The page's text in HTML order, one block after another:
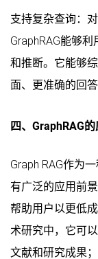
支持复杂查询：
GraphRAG能够
和推断。它能够
面、更准确的回答
四、GraphRAG
Graph RAG作为
有广泛的应用前
帮助用户以更低
术研究中，它可
文献和研究成果